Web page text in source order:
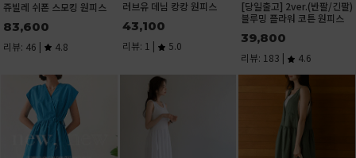
8,900
리뷰: 1 | 5.0
11,200